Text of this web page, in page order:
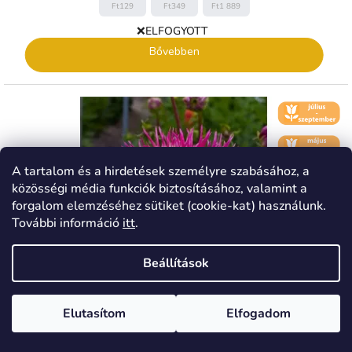
A tartalom és a hirdetések személyre szabásához, a
közösségi média funkciók biztosításához, valamint a
forgalom elemzéséhez sütiket (cookie-kat) használunk.
További információ itt.
Beállítások
Elutasítom Elfogadom
Ft129 Ft349 Ft1 889
❌ELFOGYOTT
Bővebben
🌼 KVĚT -
ČERVENEC
🌼 KVĚT -
ČERVEN
↕️ VÝŠKA 60
- 120 CM
???? ???? EUR
Slovensko